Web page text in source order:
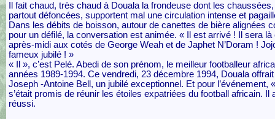
Il fait chaud, très chaud à Douala la frondeuse dont les
partout défoncées, supportent mal une circulation intense et
Dans les débits de boisson, autour de canettes de bière alignées
pour un défilé, la conversation est animée. « Il est arrivé ! Il sera là
après-midi aux cotés de George Weah et de Japhet N’Doram !
fameux jubilé ! »
« Il », c’est Pelé. Abedi de son prénom, le meilleur footballeur
années 1989-1994. Ce vendredi, 23 décembre 1994, Douala
Joseph -Antoine Bell, un jubilé exceptionnel. Et pour l’événement,
s’était promis de réunir les étoiles expatriées du football africain. Il
réussi.